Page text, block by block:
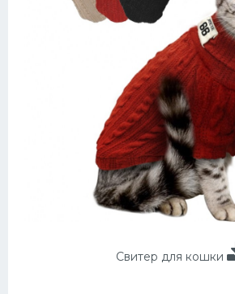
Свитер для кошки